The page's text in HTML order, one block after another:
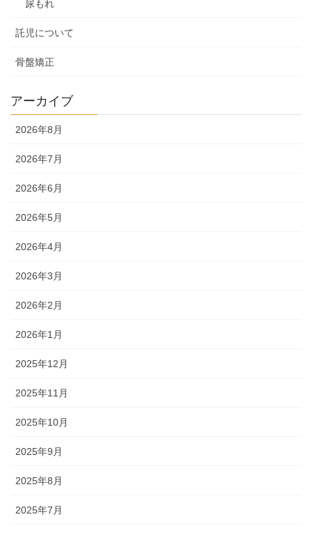
尿もれ
託児について
骨盤矯正
アーカイブ
2026年8月
2026年7月
2026年6月
2026年5月
2026年4月
2026年3月
2026年2月
2026年1月
2025年12月
2025年11月
2025年10月
2025年9月
2025年8月
2025年7月